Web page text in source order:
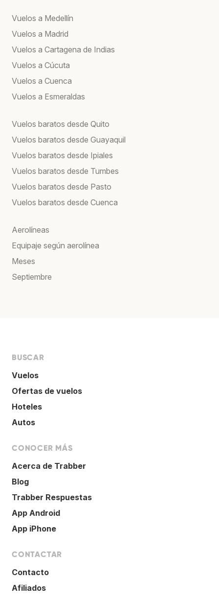
Vuelos a Medellín
Vuelos a Madrid
Vuelos a Cartagena de Indias
Vuelos a Cúcuta
Vuelos a Cuenca
Vuelos a Esmeraldas
Vuelos baratos desde Quito
Vuelos baratos desde Guayaquil
Vuelos baratos desde Ipiales
Vuelos baratos desde Tumbes
Vuelos baratos desde Pasto
Vuelos baratos desde Cuenca
Aerolíneas
Equipaje según aerolínea
Meses
Septiembre
BUSCAR
Vuelos
Ofertas de vuelos
Hoteles
Autos
CONOCER MÁS
Acerca de Trabber
Blog
Trabber Respuestas
App Android
App iPhone
CONTACTAR
Contacto
Afiliados